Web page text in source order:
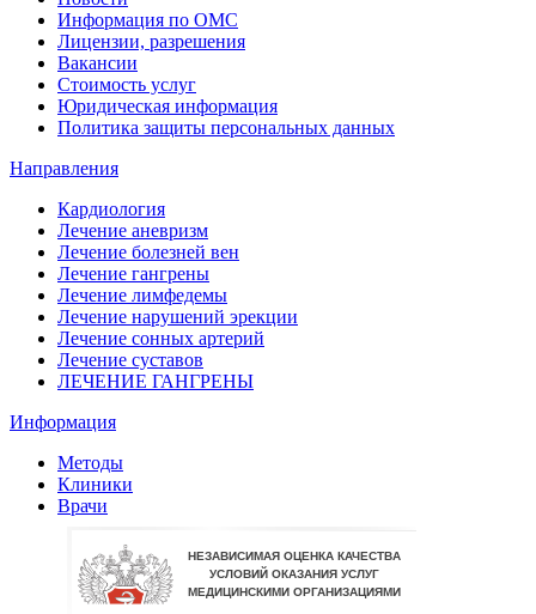
Информация по ОМС
Лицензии, разрешения
Вакансии
Стоимость услуг
Юридическая информация
Политика защиты персональных данных
Направления
Кардиология
Лечение аневризм
Лечение болезней вен
Лечение гангрены
Лечение лимфедемы
Лечение нарушений эрекции
Лечение сонных артерий
Лечение суставов
ЛЕЧЕНИЕ ГАНГРЕНЫ
Информация
Методы
Клиники
Врачи